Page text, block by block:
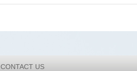
CONTACT US